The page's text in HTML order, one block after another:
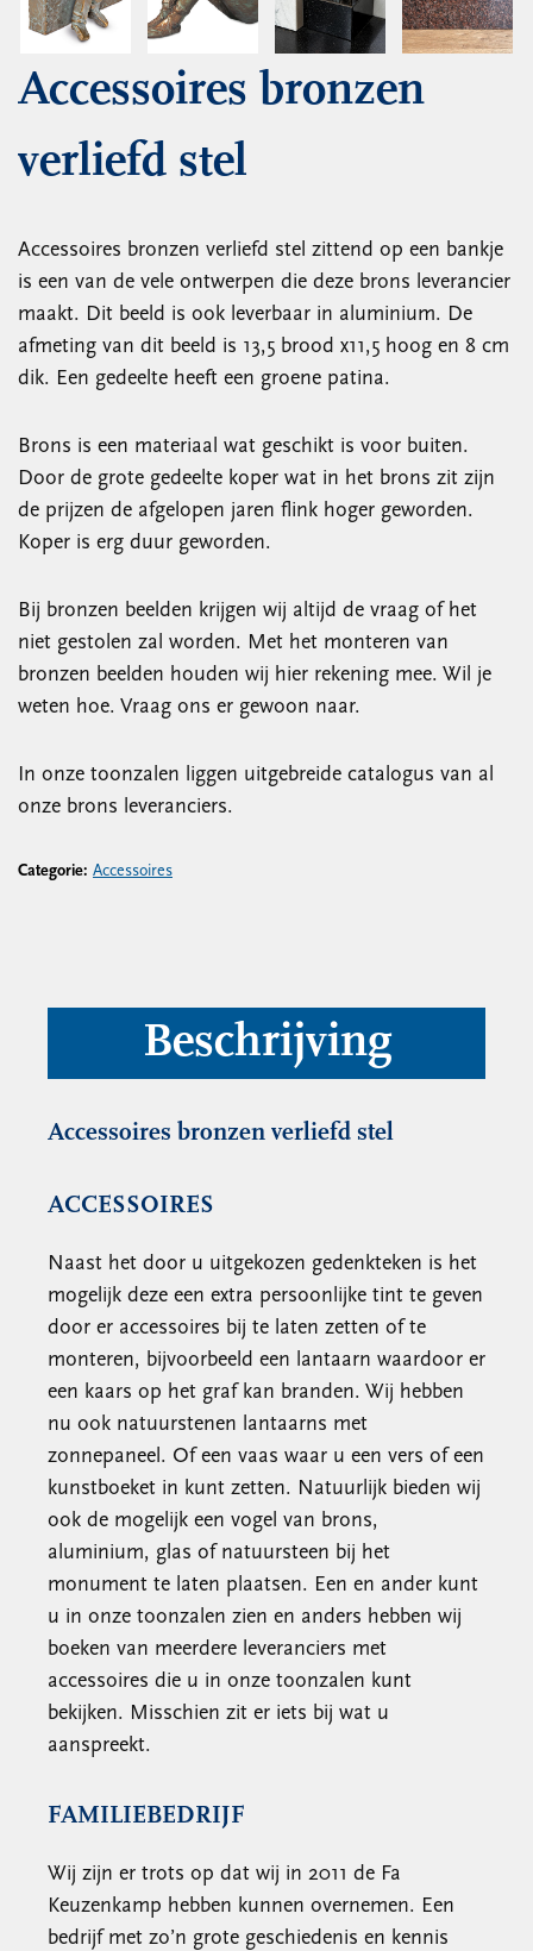
Accessoires bronzen
verliefd stel
Accessoires bronzen verliefd stel zittend op een bankje
is een van de vele ontwerpen die deze brons leverancier
maakt. Dit beeld is ook leverbaar in aluminium. De
afmeting van dit beeld is 13,5 brood x11,5 hoog en 8 cm
dik. Een gedeelte heeft een groene patina.
Brons is een materiaal wat geschikt is voor buiten.
Door de grote gedeelte koper wat in het brons zit zijn
de prijzen de afgelopen jaren flink hoger geworden.
Koper is erg duur geworden.
Bij bronzen beelden krijgen wij altijd de vraag of het
niet gestolen zal worden. Met het monteren van
bronzen beelden houden wij hier rekening mee. Wil je
weten hoe. Vraag ons er gewoon naar.
In onze toonzalen liggen uitgebreide catalogus van al
onze brons leveranciers.
Categorie: Accessoires
Beschrijving
Accessoires bronzen verliefd stel
ACCESSOIRES
Naast het door u uitgekozen gedenkteken is het
mogelijk deze een extra persoonlijke tint te geven
door er accessoires bij te laten zetten of te
monteren, bijvoorbeeld een lantaarn waardoor er
een kaars op het graf kan branden. Wij hebben
nu ook natuurstenen lantaarns met
zonnepaneel. Of een vaas waar u een vers of een
kunstboeket in kunt zetten. Natuurlijk bieden wij
ook de mogelijk een vogel van brons,
aluminium, glas of natuursteen bij het
monument te laten plaatsen. Een en ander kunt
u in onze toonzalen zien en anders hebben wij
boeken van meerdere leveranciers met
accessoires die u in onze toonzalen kunt
bekijken. Misschien zit er iets bij wat u
aanspreekt.
FAMILIEBEDRIJF
Wij zijn er trots op dat wij in 2011 de Fa
Keuzenkamp hebben kunnen overnemen. Een
bedrijf met zo’n grote geschiedenis en kennis